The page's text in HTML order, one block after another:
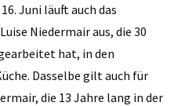
Juni läuft auch das
Niedermair aus, die 30
hat, in den
Dasselbe gilt auch für
die 13 Jahre lang in der